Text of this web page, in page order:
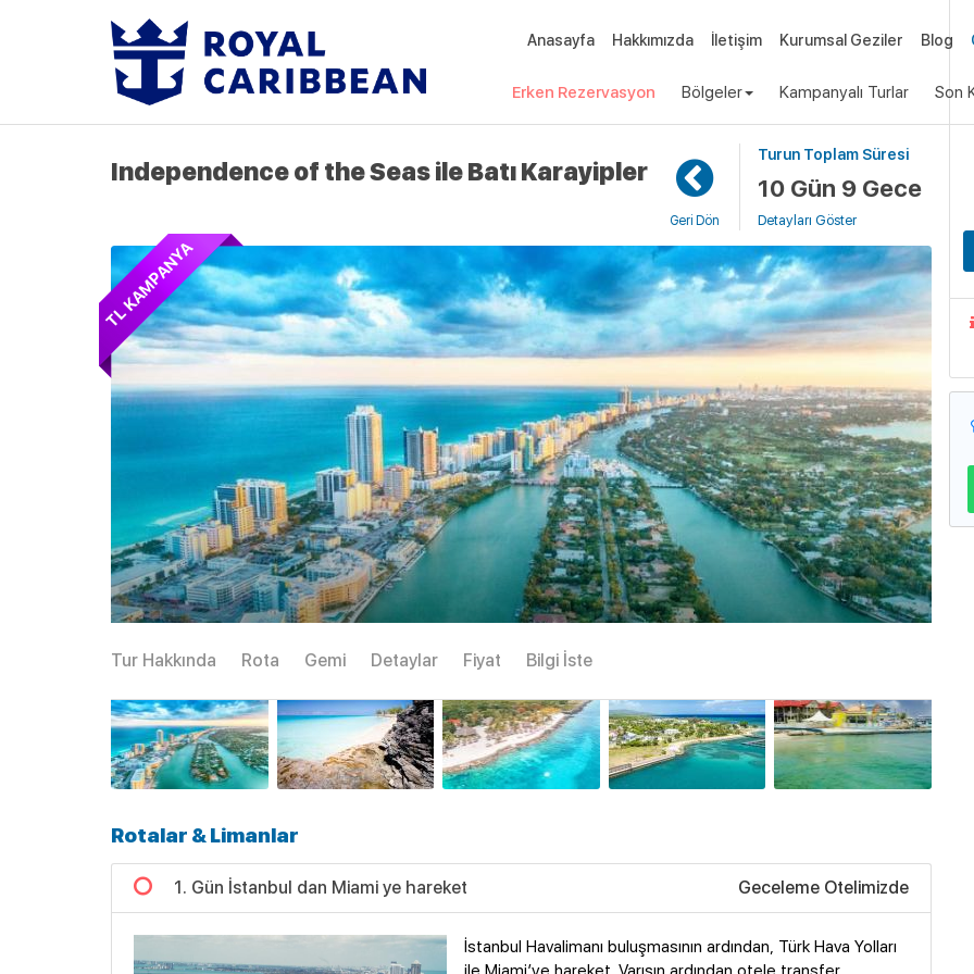
Anasayfa Hakkımızda İletişim Kurumsal Geziler Blog
Erken Rezervasyon Bölgeler Kampanyalı Turlar Son
Independence of the Seas ile Batı Karayipler
Geri Dön
Turun Toplam Süresi
10 Gün 9 Gece
Detayları Göster
TL KAMPANYA
Tur Hakkında Rota Gemi Detaylar Fiyat Bilgi İste
Rotalar & Limanlar
1. Gün İstanbul dan Miami ye hareket Geceleme Otelimizde
İstanbul Havalimanı buluşmasının ardından, Türk Hava Yolları